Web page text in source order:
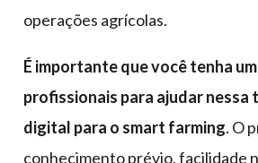
operações agrícolas.
É importante que você tenha
profissionais para ajudar
digital para o smart farming. O
conhecimento prévio, facilidade